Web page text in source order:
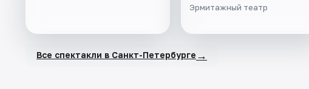
Эрмитажный театр
Все спектакли в Санкт-Петербурге →